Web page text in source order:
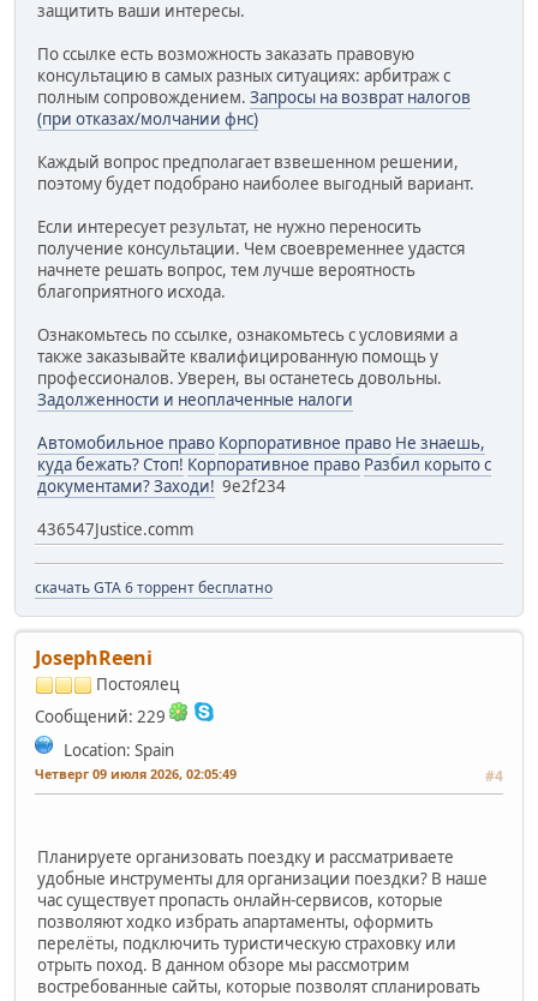
защитить ваши интересы.
По ссылке есть возможность заказать правовую
консультацию в самых разных ситуациях: арбитраж с
полным сопровождением. Запросы на возврат налогов
(при отказах/молчании фнс)
Каждый вопрос предполагает взвешенном решении,
поэтому будет подобрано наиболее выгодный вариант.
Если интересует результат, не нужно переносить
получение консультации. Чем своевременнее удастся
начнете решать вопрос, тем лучше вероятность
благоприятного исхода.
Ознакомьтесь по ссылке, ознакомьтесь с условиями а
также заказывайте квалифицированную помощь у
профессионалов. Уверен, вы останетесь довольны.
Задолженности и неоплаченные налоги
Автомобильное право Корпоративное право Не знаешь,
куда бежать? Стоп! Корпоративное право Разбил корыто с
документами? Заходи! 9e2f234
436547Justice.comm
скачать GTA 6 торрент бесплатно
JosephReeni
Постоялец
Сообщений: 229
Location: Spain
Четверг 09 июля 2026, 02:05:49 #4
Планируете организовать поездку и рассматриваете
удобные инструменты для организации поездки? В наше
час существует пропасть онлайн-сервисов, которые
позволяют ходко избрать апартаменты, оформить
перелёты, подключить туристическую страховку или
отрыть поход. В данном обзоре мы рассмотрим
востребованные сайты, которые позволят спланировать